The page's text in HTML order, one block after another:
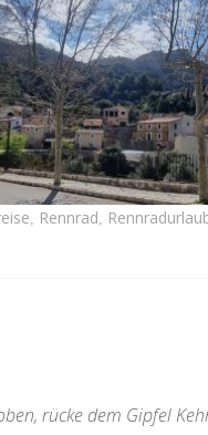
Rennrad
rücke dem Gipfel